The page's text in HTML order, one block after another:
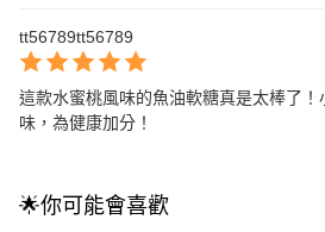
tt56789tt56789
這款水蜜桃風味的魚油軟糖真是太棒了
味，為健康加分！
🌟你可能會喜歡